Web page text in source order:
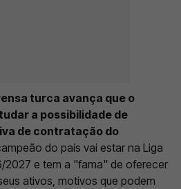
turca avança que o
a possibilidade de
de contratação do
do país vai estar na Liga
2027 e tem a "fama" de oferecer
ativos, motivos que podem